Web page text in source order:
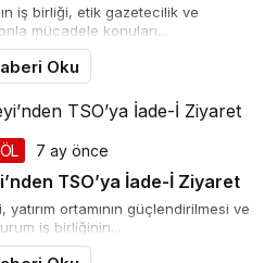
iş birliği, etik gazetecilik ve
mücadele konuları...
Oku
7 ay önce
TSO’ya İade-İ Ziyaret
ortamının güçlendirilmesi ve
iş birliğinin...